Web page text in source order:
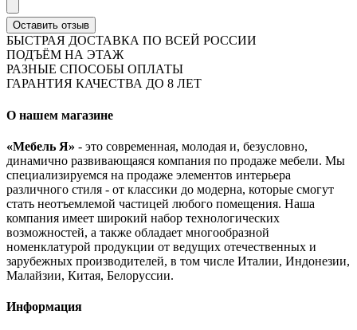
Оставить отзыв
БЫСТРАЯ ДОСТАВКА ПО ВСЕЙ РОССИИ
ПОДЪЁМ НА ЭТАЖ
РАЗНЫЕ СПОСОБЫ ОПЛАТЫ
ГАРАНТИЯ КАЧЕСТВА ДО 8 ЛЕТ
О нашем магазине
«Мебель Я» - это современная, молодая и, безусловно,
динамично развивающаяся компания по продаже мебели. Мы
специализируемся на продаже элементов интерьера
различного стиля - от классики до модерна, которые смогут
стать неотъемлемой частицей любого помещения. Наша
компания имеет широкий набор технологических
возможностей, а также обладает многообразной
номенклатурой продукции от ведущих отечественных и
зарубежных производителей, в том числе Италии, Индонезии,
Малайзии, Китая, Белоруссии.
Информация